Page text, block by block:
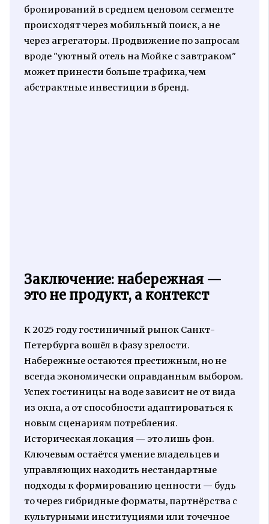
бронирований в среднем ценовом сегменте
происходят через мобильный поиск, а не
через агрегаторы. Продвижение по запросам
вроде "уютный отель на Мойке с завтраком"
может принести больше трафика, чем
абстрактные инвестиции в бренд.
Заключение: набережная —
это не продукт, а контекст
К 2025 году гостиничный рынок Санкт-
Петербурга вошёл в фазу зрелости.
Набережные остаются престижным, но не
всегда экономически оправданным выбором.
Успех гостиницы на воде зависит не от вида
из окна, а от способности адаптироваться к
новым сценариям потребления.
Историческая локация — это лишь фон.
Ключевым остаётся умение владельцев и
управляющих находить нестандартные
подходы к формированию ценности — будь
то через гибридные форматы, партнёрства с
культурными институциями или точечное